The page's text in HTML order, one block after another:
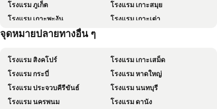
โรงแรม ภูเก็ต
โรงแรม เกาะสมุย
โรงแรม เกาะพะงัน
โรงแรม เกาะเต่า
โรงแรม เกาะฟุก๊ว
จุดหมายปลายทางอื่น ๆ
โรงแรม สิงคโปร์
โรงแรม เกาะเสม็ด
โรงแรม กระบี่
โรงแรม หาดใหญ่
โรงแรม ประจวบคีรีขันธ์
โรงแรม นนทบุรี
โรงแรม นครพนม
โรงแรม ดานัง